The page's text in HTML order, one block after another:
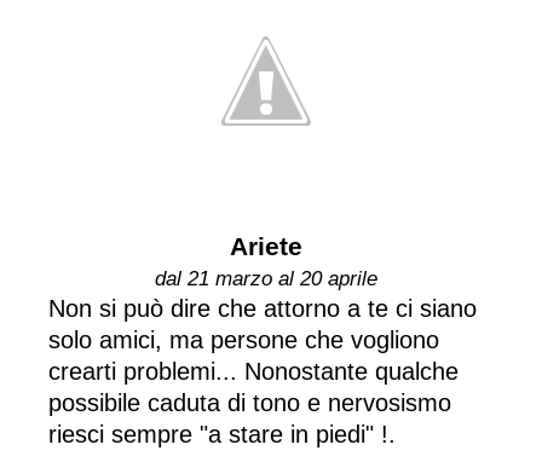
Ariete
dal 21 marzo al 20 aprile
Non si può dire che attorno a te ci siano
solo amici, ma persone che vogliono
crearti problemi... Nonostante qualche
possibile caduta di tono e nervosismo
riesci sempre "a stare in piedi" !.